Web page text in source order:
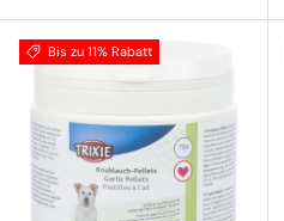
Bis zu 11% Rabatt